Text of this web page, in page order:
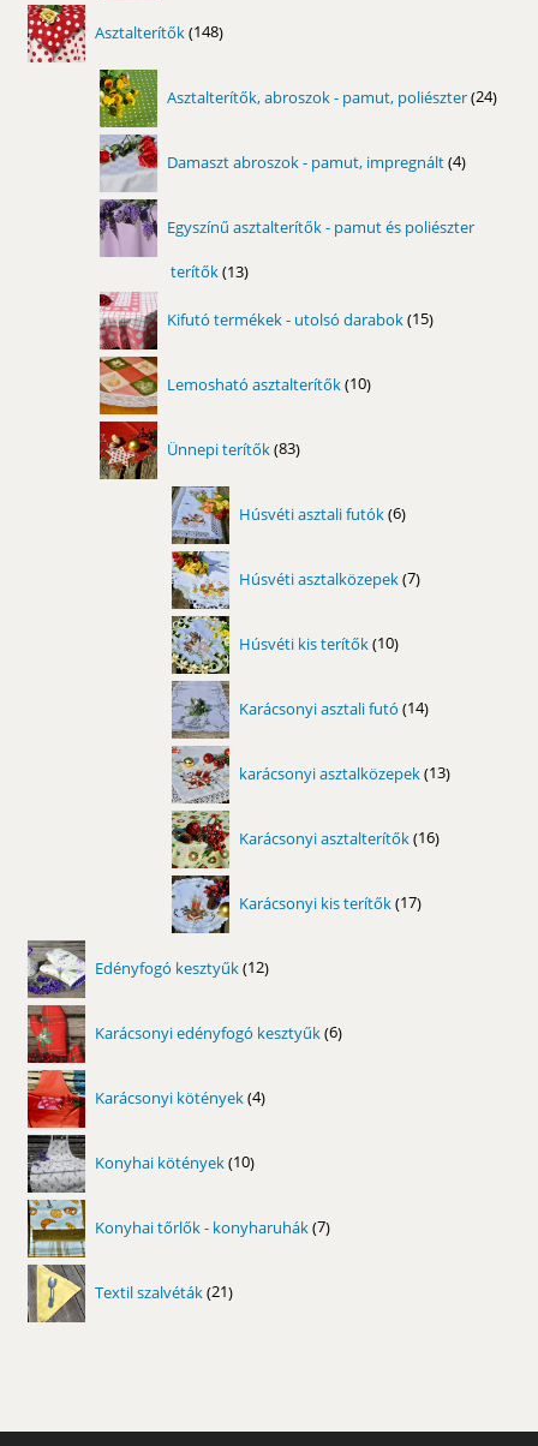
Asztalterítők 148
termék
Asztalterítők, abroszok - pamut, poliészter 24
Damaszt abroszok - pamut, impregnált 4
termék
Egyszínű asztalterítők - pamut és poliészter
terítők 1313
Kifutó termékek - utolsó darabok 15
termék
Lemosható asztalterítők 10
termék
Ünnepi terítők 83
termék
Húsvéti asztali futók 6
termék
Húsvéti asztalközepek 7
termék
Húsvéti kis terítők 10
termék
Karácsonyi asztali futó 14
termék
karácsonyi asztalközepek 13
termék
Karácsonyi asztalterítők 16
termék
Karácsonyi kis terítők 17
termék
Edényfogó kesztyűk 12
termék
Karácsonyi edényfogó kesztyűk 6
termék
Karácsonyi kötények 4
termék
Konyhai kötények 10
termék
Konyhai tőrlők - konyharuhák 7
termék
Textil szalvéták 21
termék